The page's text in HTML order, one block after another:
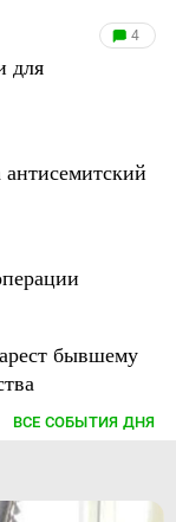
4
для
бывшему
ВСЕ СОБЫТИЯ ДНЯ